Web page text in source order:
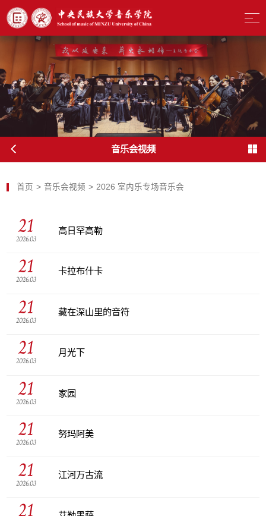
音乐会视频
首页 > 音乐会视频 > 2026 室内乐专场音乐会
21
2026.03
高日罕高勒
21
2026.03
卡拉布什卡
21
2026.03
藏在深山里的音符
21
2026.03
月光下
21
2026.03
家园
21
2026.03
努玛阿美
21
2026.03
江河万古流
21